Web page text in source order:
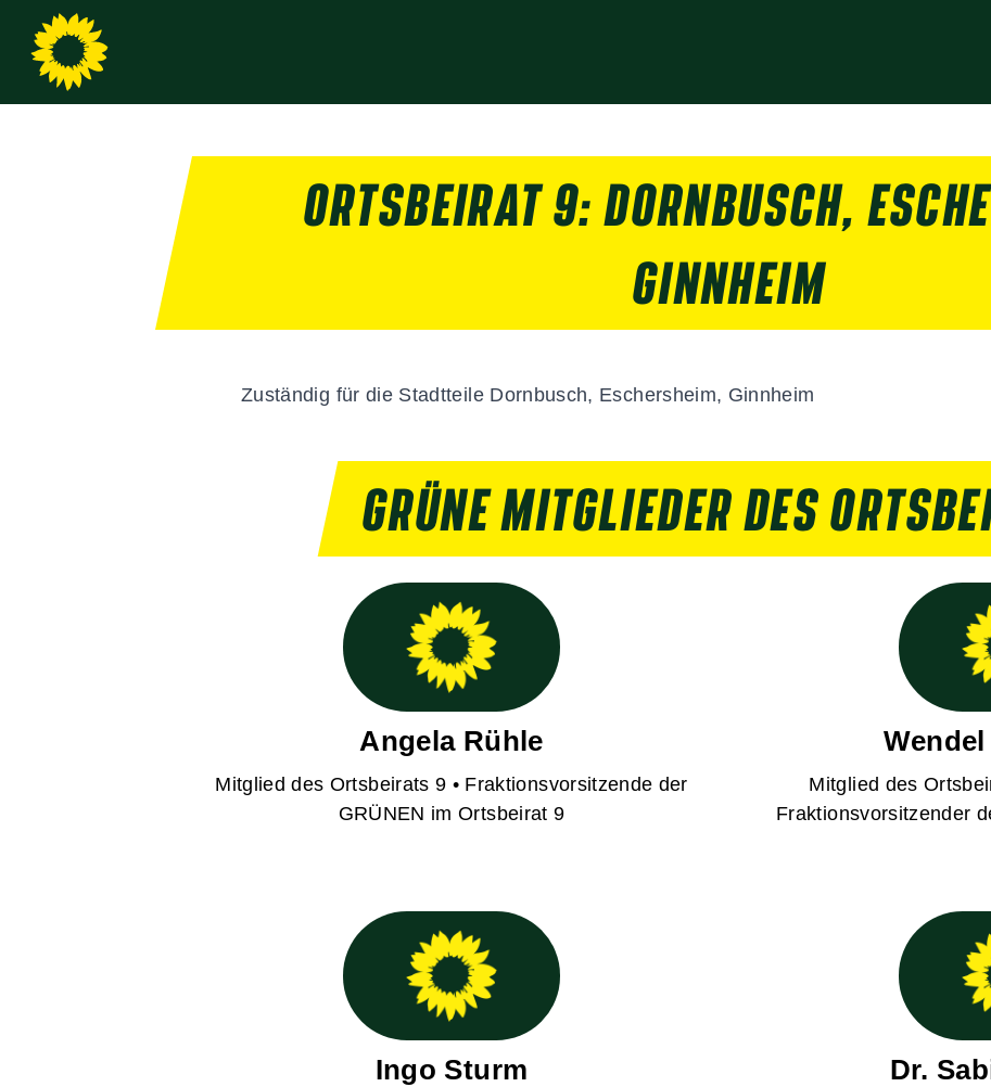
ORTSBEIRAT 9: DORNBUSCH,
GINNHEIM
Zuständig für die Stadtteile Dornbusch, Eschersheim, Ginnheim
GRÜNE MITGLIEDER DES
Angela Rühle
Mitglied des Ortsbeirats 9 • Fraktionsvorsitzende der
GRÜNEN im Ortsbeirat 9
Mitglied des
Fraktionsvorsitzender
Ingo Sturm Dr.